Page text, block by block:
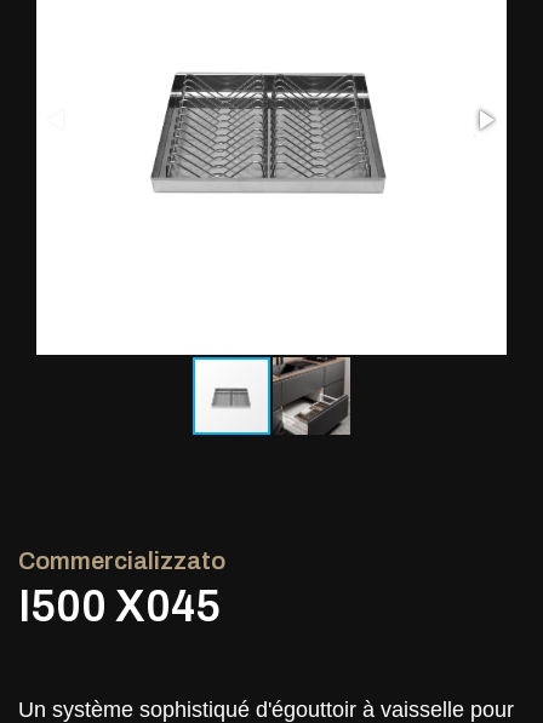
Commercializzato
I500 X045
Un système sophistiqué d'égouttoir à vaisselle pour